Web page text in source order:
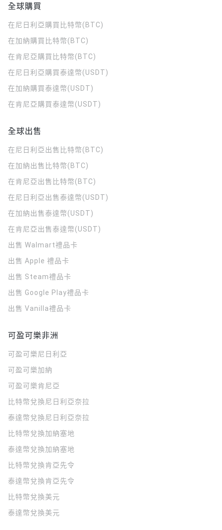
全球購買
在尼日利亞購買比特幣(BTC)
在加納購買比特幣(BTC)
在肯尼亞購買比特幣(BTC)
在尼日利亞購買泰達幣(USDT)
在加納購買泰達幣(USDT)
在肯尼亞購買泰達幣(USDT)
全球出售
在尼日利亞出售比特幣(BTC)
在加納出售比特幣(BTC)
在肯尼亞出售比特幣(BTC)
在尼日利亞出售泰達幣(USDT)
在加納出售泰達幣(USDT)
在肯尼亞出售泰達幣(USDT)
出售 Walmart禮品卡
出售 Apple 禮品卡
出售 Steam禮品卡
出售 Google Play禮品卡
出售 Vanilla禮品卡
可盈可樂非洲
可盈可樂 尼日利亞
可盈可樂加納
可盈可樂肯尼亞
比特幣兌換尼日利亞奈拉
泰達幣兌換尼日利亞奈拉
比特幣兌換加納塞地
泰達幣兌換加納塞地
比特幣兌換肯亞先令
泰達幣兌換肯亞先令
比特幣兌換美元
泰達幣兌換美元